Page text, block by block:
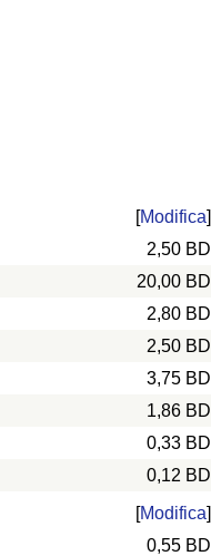
[Modifica]
2,50 BD
20,00 BD
2,80 BD
2,50 BD
3,75 BD
1,86 BD
0,33 BD
0,12 BD
[Modifica]
0,55 BD